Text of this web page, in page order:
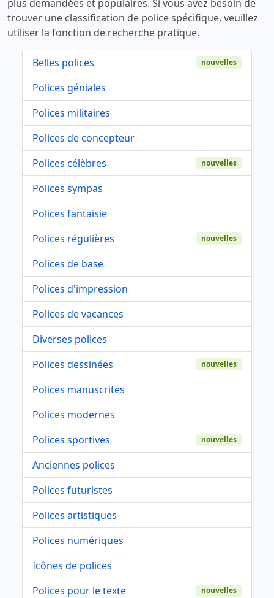
plus demandées et populaires. Si vous avez besoin de
trouver une classification de police spécifique, veuillez
utiliser la fonction de recherche pratique.
Belles polices nouvelles
Polices géniales
Polices militaires
Polices de concepteur
Polices célèbres
nouvelles
Polices sympas
Polices fantaisie
Polices régulières
nouvelles
Polices de base
Polices d'impression
Polices de vacances
Diverses polices
Polices dessinées
nouvelles
Polices manuscrites
Polices modernes
Polices sportives
nouvelles
Anciennes polices
Polices futuristes
Polices artistiques
Polices numériques
Icônes de polices
Polices pour le texte
nouvelles